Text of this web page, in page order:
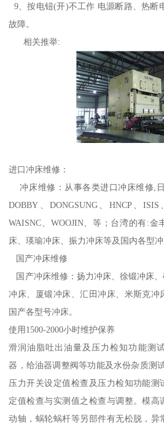
9、按电钮(开)不工作 电源断路、热断
故障。
相关推举:
进口冲床维修：
冲床维修：从事各类进口冲床维修,
DOBBY、DONGSUNG、HNCP、ISIS
WAISNC、WOOJIN、等；台湾的有:
床、瑛瑜冲床、振力冲床等及国内各型冲
国产冲床维修
国产冲床维修：扬力冲床、徐锻冲床
冲床、厦锻冲床、汇田冲床、米斯克冲
国产各型号冲床。
使用1500-2000小时维护保养
滑润油脂吐出油量及压力检知功能测
器，给油器调整阀等功能及水份杂质测
压力开关设定值检查及压力检知功能测
定值检查与实测值之检查与调整。模高
动轴，蜗轮蜗杆等另部件有无松脱，异